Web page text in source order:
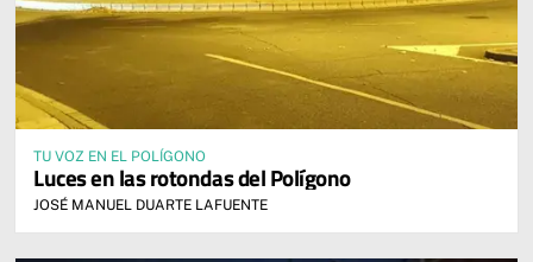
TU VOZ EN EL POLÍGONO
Luces en las rotondas del Polígono
JOSÉ MANUEL DUARTE LAFUENTE